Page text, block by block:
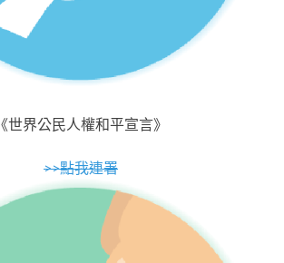
《世界公民人權和平宣言》
>>點我連署